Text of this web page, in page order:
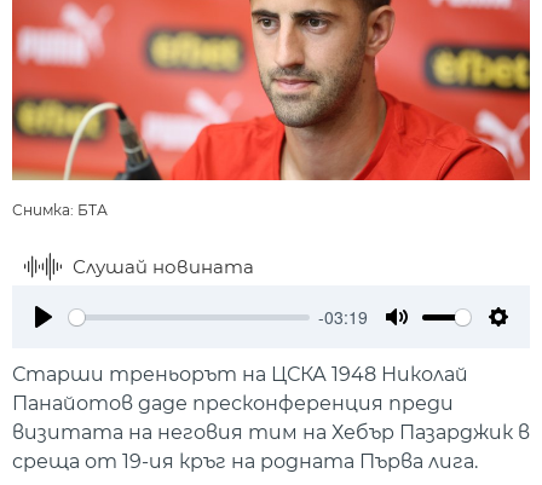
Снимка: БТА
Слушай новината
-03:19
Старши треньорът на ЦСКА 1948 Николай
Панайотов даде пресконференция преди
визитата на неговия тим на Хебър Пазарджик в
среща от 19-ия кръг на родната Първа лига.